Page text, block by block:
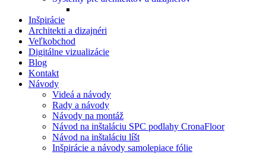
Inšpirácie
Architekti a dizajnéri
Veľkobchod
Digitálne vizualizácie
Blog
Kontakt
Návody
Videá a návody
Rady a návody
Návody na montáž
Návod na inštaláciu SPC podlahy CronaFloor
Návod na inštaláciu líšt
Inšpirácie a návody samolepiace fólie